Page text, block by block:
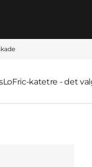
LoFric-katetre - det